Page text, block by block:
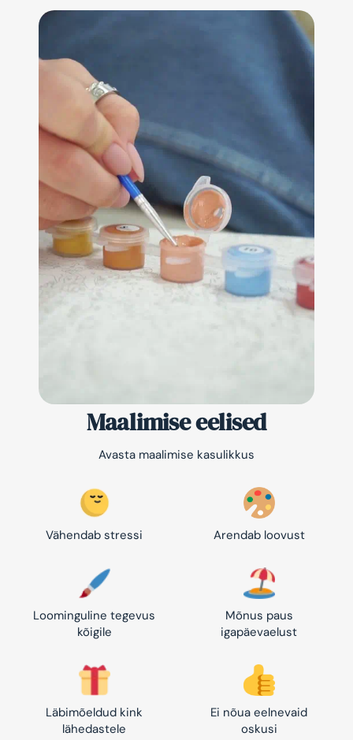
Maalimise eelised
Avasta maalimise kasulikkus
Vähendab stressi Arendab loovust
Loominguline tegevus
kõigile
Mõnus paus
igapäevaelust
Läbimõeldud kink
lähedastele
Ei nõua eelnevaid
oskusi